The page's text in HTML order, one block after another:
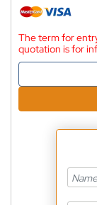
The term for
quotation is for